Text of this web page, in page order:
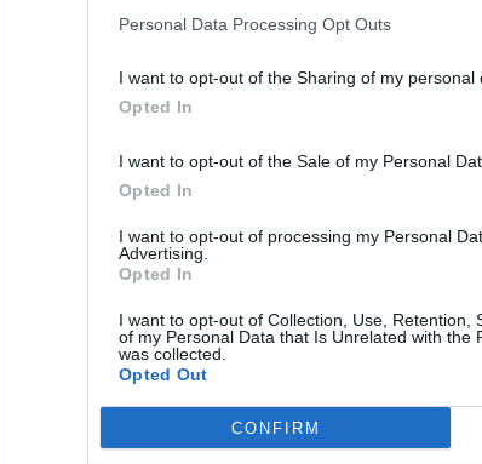
Personal Data Processing Opt Outs
I want to opt-out of the Sharing of my personal
Opted In
I want to opt-out of the Sale of my Personal
Opted In
I want to opt-out of processing my Personal
Advertising.
Opted In
I want to opt-out of Collection, Use, Retention,
of my Personal Data that Is Unrelated with the
was collected.
Opted Out
CONFIRM
farci trovare pronti»
rispettare gli impegni
farcela da soli»